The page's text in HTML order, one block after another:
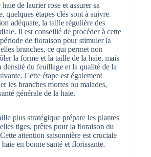
de laurier rose et assurer sa
quelques étapes clés sont à suivre.
adéquate, la taille régulière des
Il est conseillé de procéder à cette
de floraison pour stimuler la
branches, ce qui permet non
la forme et la taille de la haie, mais
densité du feuillage et la qualité de la
Cette étape est également
les branches mortes ou malades,
générale de la haie.
plus stratégique prépare les plantes
tiges, prêtes pour la floraison du
attention saisonnière est cruciale
en bonne santé et florissante.